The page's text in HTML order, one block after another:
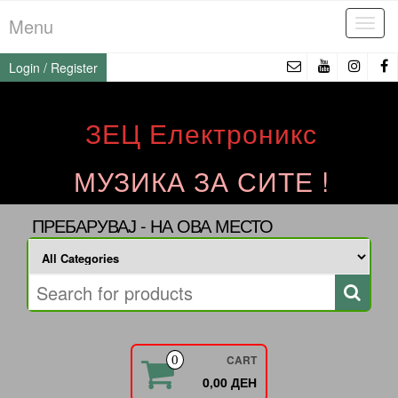
to
the
content
Menu
Login / Register
ЗЕЦ Електроникс
МУЗИКА ЗА СИТЕ !
ПРЕБАРУВАЈ - НА ОВА МЕСТО
0 CART
0,00 ДЕН